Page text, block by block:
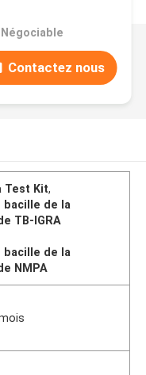
Négociable
Contactez nous
Test Kit,
bacille de la
TB-IGRA
bacille de la
NMPA